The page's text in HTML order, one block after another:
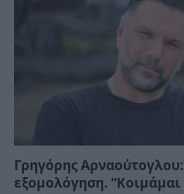
Γρηγόρης
εξομολόγηση.